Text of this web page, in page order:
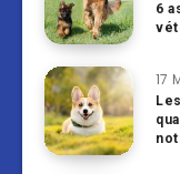
6
17